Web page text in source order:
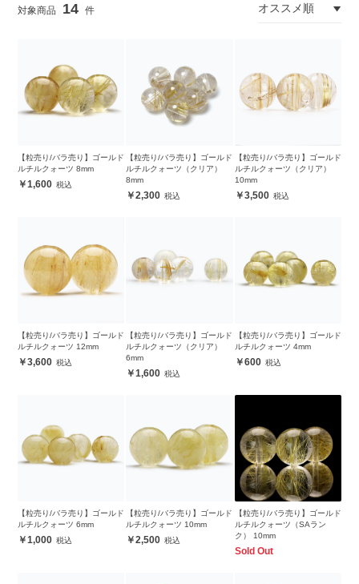
14
【粒売り/バラ売り】ゴールド
ルチルクォーツ 8mm
1,600
【粒売り/バラ売り】ゴールド
ルチルクォーツ（クリア）
8mm
2,300
【粒売り/バラ売り】ゴールド
ルチルクォーツ（クリア）
10mm
3,500
【粒売り/バラ売り】ゴールド
ルチルクォーツ 12mm
3,600
【粒売り/バラ売り】ゴールド
ルチルクォーツ（クリア）
6mm
1,600
【粒売り/バラ売り】ゴールド
ルチルクォーツ 4mm
600
【粒売り/バラ売り】ゴールド
ルチルクォーツ 6mm
1,000
【粒売り/バラ売り】ゴールド
ルチルクォーツ 10mm
2,500
【粒売り/バラ売り】ゴールド
ルチルクォーツ（SAラン
ク） 10mm
Sold Out